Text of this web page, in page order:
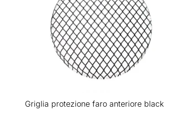
Griglia protezione faro anteriore black